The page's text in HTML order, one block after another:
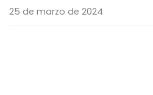
25 de marzo de 2024